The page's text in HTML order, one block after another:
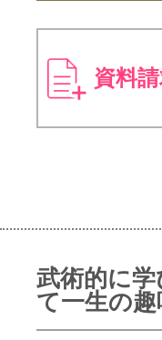
資料
武術的に
て一生の